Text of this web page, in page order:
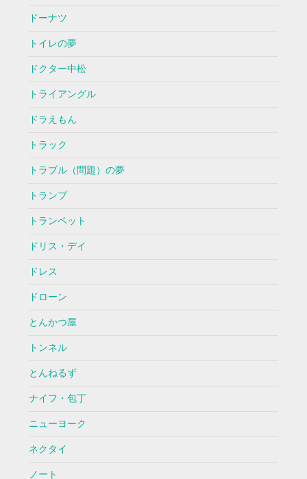
ドーナツ
トイレの夢
ドクター中松
トライアングル
ドラえもん
トラック
トラブル（問題）の夢
トランプ
トランペット
ドリス・デイ
ドレス
ドローン
とんかつ屋
トンネル
とんねるず
ナイフ・包丁
ニューヨーク
ネクタイ
ノート